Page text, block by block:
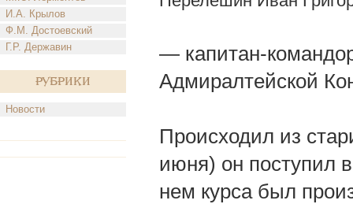
И.А. Крылов
Ф.М. Достоевский
Г.Р. Державин
Рубрики
Новости
— капитан-
Адмиралтейской
Происходил из
июня) он поступил
нем курса был